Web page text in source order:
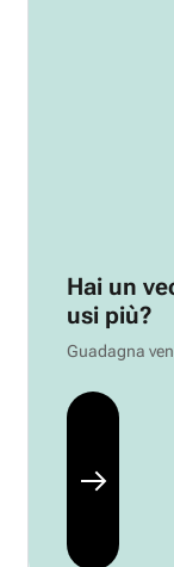
Hai un
usi più?
Guadagna